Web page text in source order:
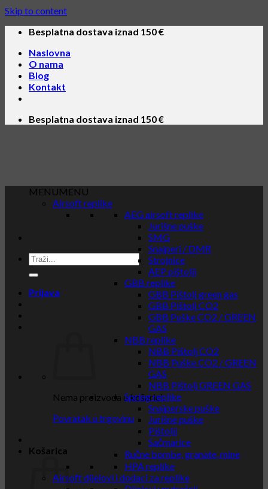
Skip to content
Besplatna dostava iznad 150 €
Naslovna
O nama
Blog
Kontakt
Besplatna dostava iznad 150 €
Prijava
Nema proizvoda u košarici.
Povratak u trgovinu
Košarica
MENUMENU
Airsoft replike
AEG airsoft replike
Jurišne puške
SMG
Snajperi / DMR
Strojnice
AEP pištolji
GBB replike
GBB Pištolj green gas
GBB Pištolj CO2
GBB Puške CO2 / GREEN
GAS
NBB replike
NBB Pištolj CO2
NBB Puške CO2 / GREEN
GAS
NBB Pištolj GREEN GAS
Spring replike
Snajperske puške
Jurišne puške
Pištolji
Sačmarice
Ručne bombe, granate, mine
HPA replike
Airsoft dijelovi i dodaci za replike